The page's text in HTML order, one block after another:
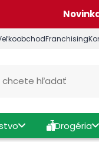
Franchising
Drogéria